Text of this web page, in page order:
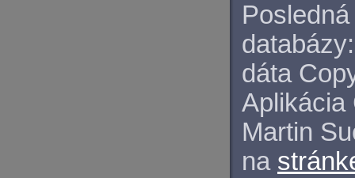
databázy:
dáta
Aplikácia
Martin
na